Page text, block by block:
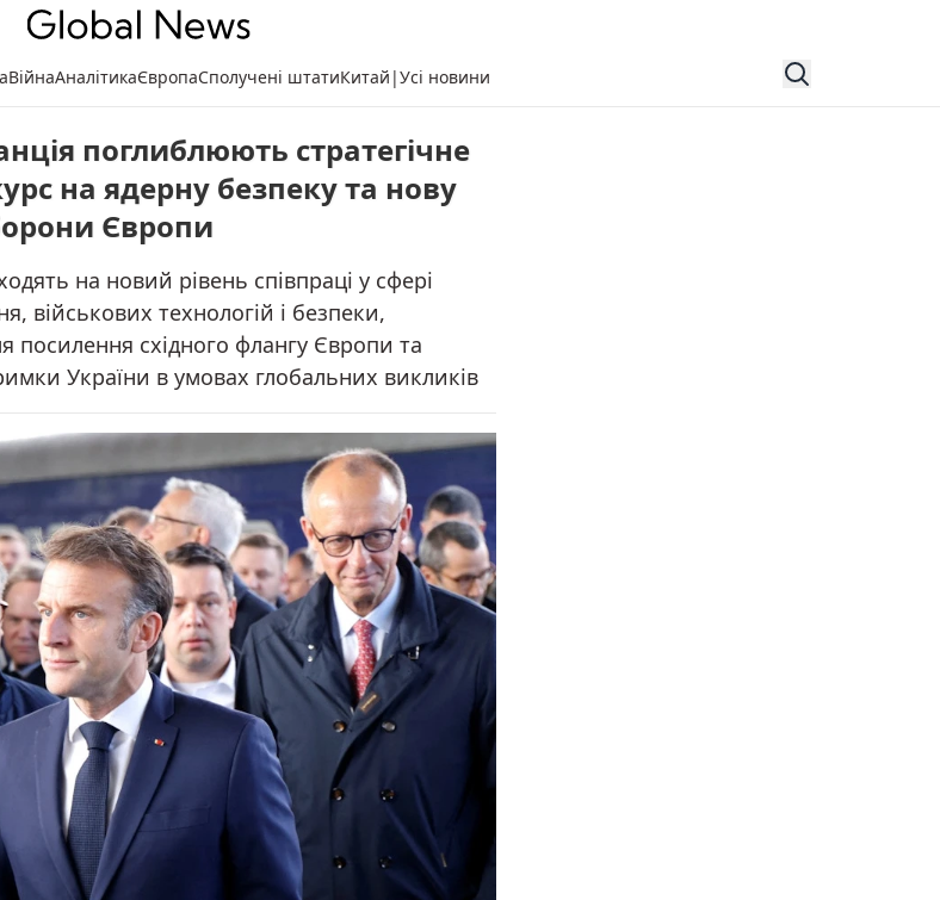
ВійнаАналітикаЄвропаСполучені штатиКитай |Усі новини
поглиблюють стратегічне
на ядерну безпеку та нову
Європи
на новий рівень співпраці у сфері
військових технологій і безпеки,
посилення східного флангу Європи та
України в умовах глобальних викликів